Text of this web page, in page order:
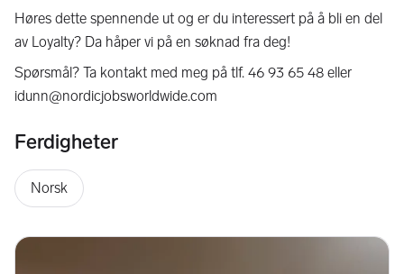
Høres dette spennende ut og er du interessert på å bli en del
av Loyalty? Da håper vi på en søknad fra deg!
Spørsmål? Ta kontakt med meg på tlf. 46 93 65 48 eller
idunn@nordicjobsworldwide.com
Ferdigheter
Norsk